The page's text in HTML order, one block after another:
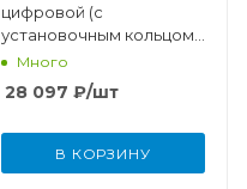
цифровой (с
установочным кольцом)
5-30 мм (0,001 мм)
Много
28 097 ₽/шт
В КОРЗИНУ